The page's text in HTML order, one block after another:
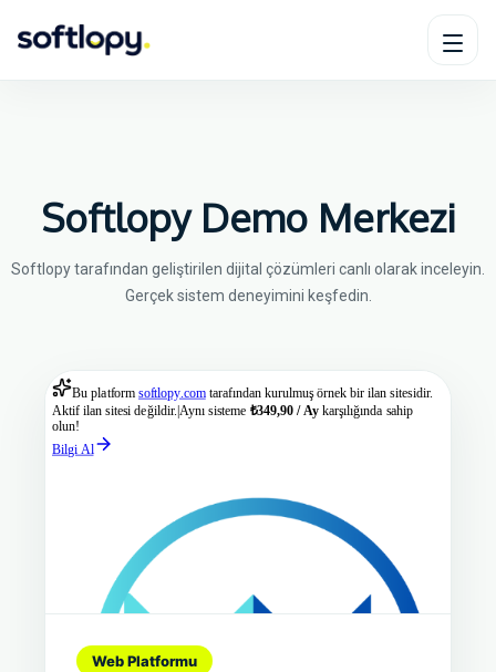
Softlopy Demo Merkezi
Softlopy tarafından geliştirilen dijital çözümleri canlı olarak inceleyin.
Gerçek sistem deneyimini keşfedin.
Web Platformu